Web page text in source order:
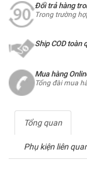
Đổi trả hàng
Trong trường
Ship COD toàn
Mua hàng
Tổng đài mua
Tổng quan
Phụ kiện liên